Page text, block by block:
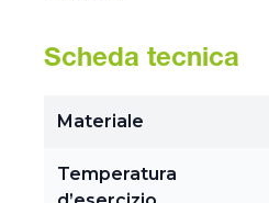
Scheda tecnica
Materiale
Temperatura